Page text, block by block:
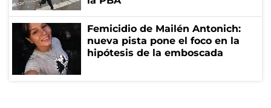
Femicidio de Mailén Antonich:
nueva pista pone el foco en la
hipótesis de la emboscada